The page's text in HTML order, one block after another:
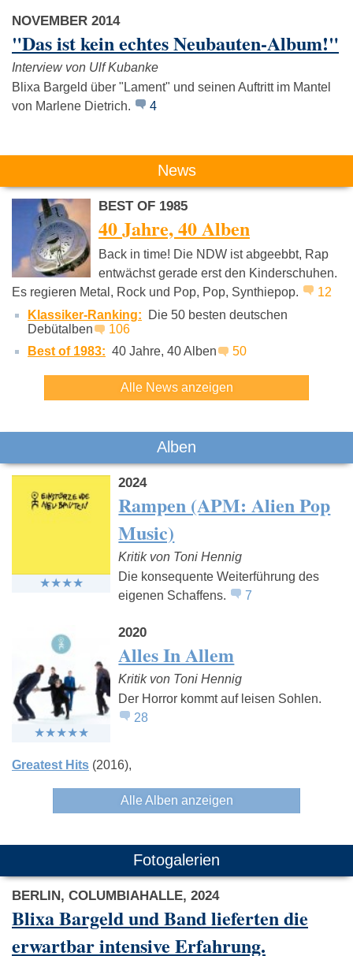
NOVEMBER 2014
"Das ist kein echtes Neubauten-Album!"
Interview von Ulf Kubanke
Blixa Bargeld über "Lament" und seinen Auftritt im Mantel
von Marlene Dietrich.
4
News
BEST OF 1985
40 Jahre, 40 Alben
Back in time! Die NDW ist abgeebbt, Rap
entwächst gerade erst den Kinderschuhen.
Es regieren Metal, Rock und Pop, Pop, Synthiepop.
12
Klassiker-Ranking:
Die 50 besten deutschen
Debütalben
106
Best of 1983: 40 Jahre, 40 Alben 50
Alle News anzeigen
Alben
2024
Rampen (APM: Alien Pop
Music)
Kritik von Toni Hennig
Die konsequente Weiterführung des
eigenen Schaffens.
7
2020
Alles In Allem
Kritik von Toni Hennig
Der Horror kommt auf leisen Sohlen.
28
Greatest Hits (2016)
Alle Alben anzeigen
Fotogalerien
BERLIN, COLUMBIAHALLE, 2024
Blixa Bargeld und Band lieferten die
erwartbar intensive Erfahrung.